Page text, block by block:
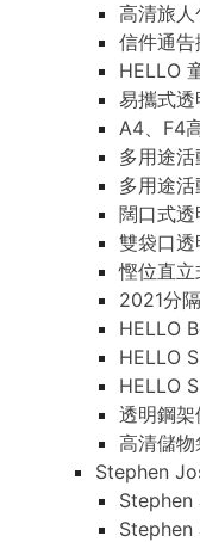
高清旅人
信件通告
HELLO
易攜式
A4、F4
多用途
多用途
闊口式
雙袋口
慳位直
2021分
HELLO
HELLO
HELLO
透明鋼架
高清儲
Stephen
Stephen
Stephen